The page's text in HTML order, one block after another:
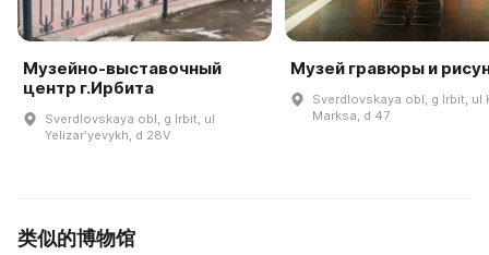
Музейно-выставочный
центр г.Ирбита
Sverdlovskaya obl, g Irbit, ul
Yelizarʹyevykh, d 28V
Музей гравюры и
Sverdlovskaya obl, g Irbit, ul
Marksa, d 47
类似的博物馆